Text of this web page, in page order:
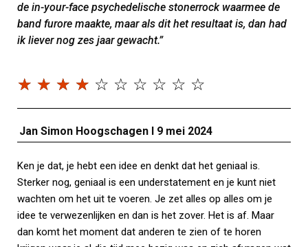
de in-your-face psychedelische stonerrock waarmee de
band furore maakte, maar als dit het resultaat is, dan had
ik liever nog zes jaar gewacht.”
☆ ☆ ☆ ☆ ☆ ☆ ☆ ☆ ☆ ☆
Jan Simon Hoogschagen I 9 mei 2024
Ken je dat, je hebt een idee en denkt dat het geniaal is.
Sterker nog, geniaal is een understatement en je kunt niet
wachten om het uit te voeren. Je zet alles op alles om je
idee te verwezenlijken en dan is het zover. Het is af. Maar
dan komt het moment dat anderen te zien of te horen